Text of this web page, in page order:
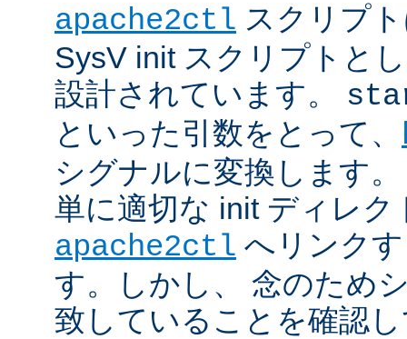
apache2ctl スクリプ
SysV init スクリプトと
設計されています。
といった引数をとって、
シグナルに変換します
単に適切な init ディレク
apache2ctl へリンク
す。しかし、 念のため
致していることを確認